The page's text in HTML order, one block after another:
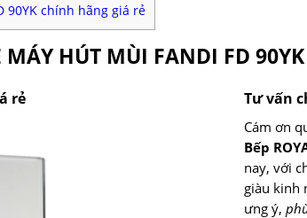
90YK chính hãng giá rẻ
HÚT MÙI FANDI FD 90YK
rẻ Tư vấn
Cám ơn
Bếp
nay, với
giàu kinh
ưng ý,